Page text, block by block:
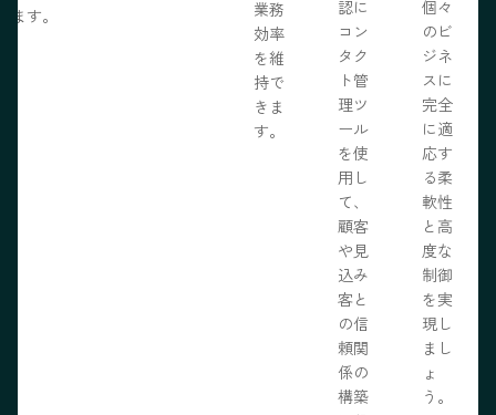
ます。
業務
効率
を維
持で
きま
す。
認に
コン
タク
ト管
理ツ
ール
を使
用し
て、
顧客
や見
込み
客と
の信
頼関
係の
構築
個々
のビ
ジネ
スに
完全
に適
応す
る柔
軟性
と高
度な
制御
を実
現し
まし
ょ
う。